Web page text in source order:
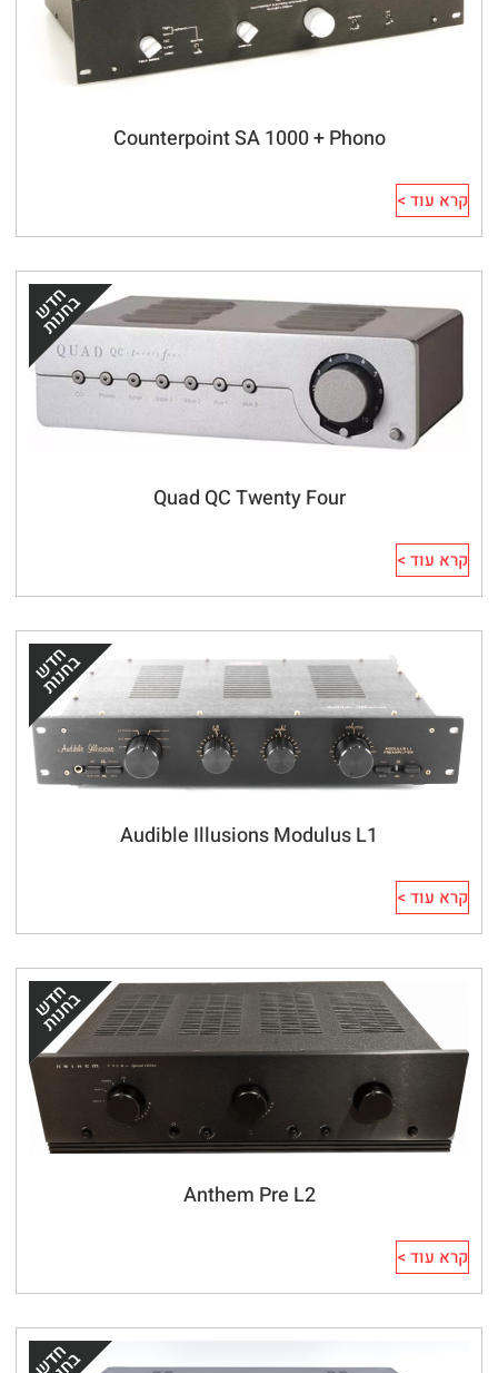
Counterpoint SA 1000 + Phono
קרא עוד >
Quad QC Twenty Four
קרא עוד >
Audible Illusions Modulus L1
קרא עוד >
Anthem Pre L2
קרא עוד >